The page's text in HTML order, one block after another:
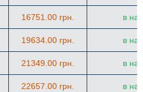
16751.00 грн. в
19634.00 грн. в
21349.00 грн. в
22657.00 грн. в